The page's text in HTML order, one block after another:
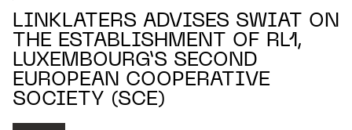
LINKLATERS ADVISES SWIAT ON
THE ESTABLISHMENT OF RL1,
LUXEMBOURG’S SECOND
EUROPEAN COOPERATIVE
SOCIETY (SCE)